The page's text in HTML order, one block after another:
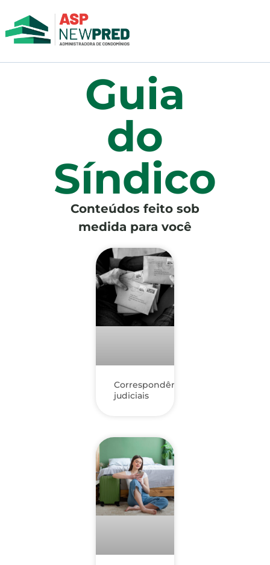
Guia
do
Síndico
Conteúdos feito sob
medida para você
Correspondências
judiciais